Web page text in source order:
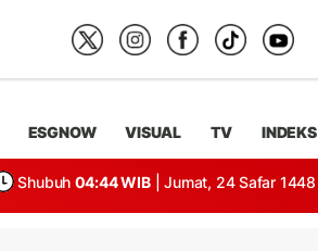
ESGNOW VISUAL TV INDEKS
Shubuh 04:44 WIB | Jumat, 24 Safar 1448